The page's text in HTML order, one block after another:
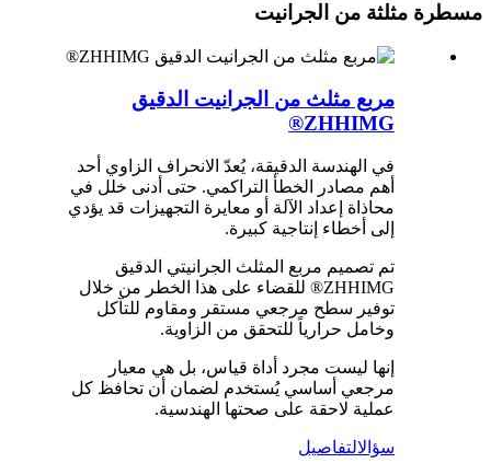
مسطرة مثلثة من الجرانيت
مربع مثلث من الجرانيت الدقيق
ZHHIMG®
في الهندسة الدقيقة، يُعدّ الانحراف الزاوي أحد
أهم مصادر الخطأ التراكمي. حتى أدنى خلل في
محاذاة إعداد الآلة أو معايرة التجهيزات قد يؤدي
إلى أخطاء إنتاجية كبيرة.
تم تصميم مربع المثلث الجرانيتي الدقيق
ZHHIMG® للقضاء على هذا الخطر من خلال
توفير سطح مرجعي مستقر ومقاوم للتآكل
وخامل حرارياً للتحقق من الزاوية.
إنها ليست مجرد أداة قياس، بل هي معيار
مرجعي أساسي يُستخدم لضمان أن تحافظ كل
عملية لاحقة على صحتها الهندسية.
سؤالالتفاصيل